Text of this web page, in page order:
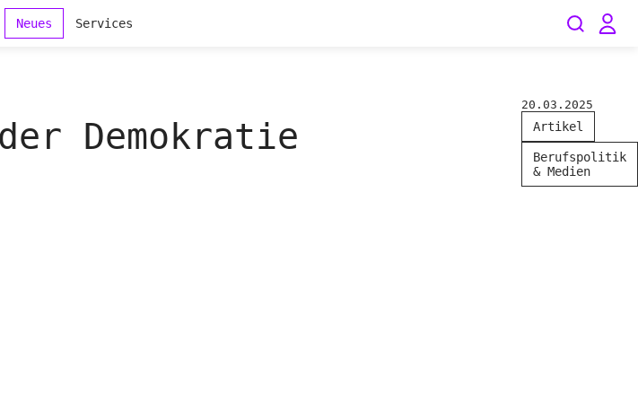
Neues Services
Demokratie
20.03.2025
Artikel
Berufspolitik
& Medien